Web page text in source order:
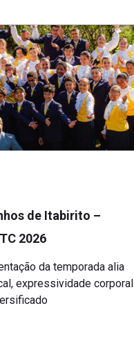
de Itabirito –
2026
da temporada alia
expressividade corporal